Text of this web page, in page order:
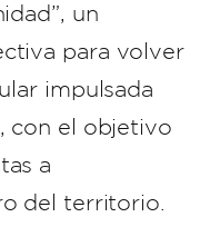
un
para volver
impulsada
con el objetivo
a
del territorio.